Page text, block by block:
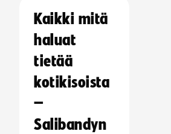
Kaikki mitä
haluat
tietää
kotikisoista
–
Salibandyn